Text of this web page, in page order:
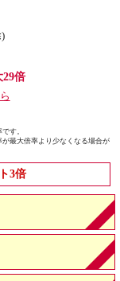
29倍
す。
最大倍率より少なくなる場合が
3倍